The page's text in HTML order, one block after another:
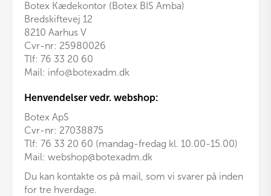
Botex Kædekontor (Botex BIS Amba)
Bredskiftevej 12
8210 Aarhus V
Cvr-nr: 25980026
Tlf: 76 33 20 60
Mail: info@botexadm.dk
Henvendelser vedr. webshop:
Botex ApS
Cvr-nr: 27038875
Tlf: 76 33 20 60 (mandag-fredag kl. 10.00-15.00)
Mail: webshop@botexadm.dk
Du kan kontakte os på mail, som vi svarer på inden
for tre hverdage.